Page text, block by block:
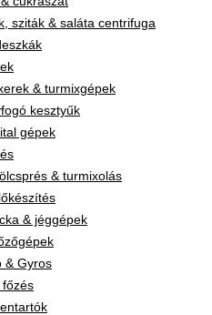
sziták & saláta centrifuga
& turmixgépek
kesztyűk
gépek
& turmixolás
& jéggépek
& Gyros
főzés